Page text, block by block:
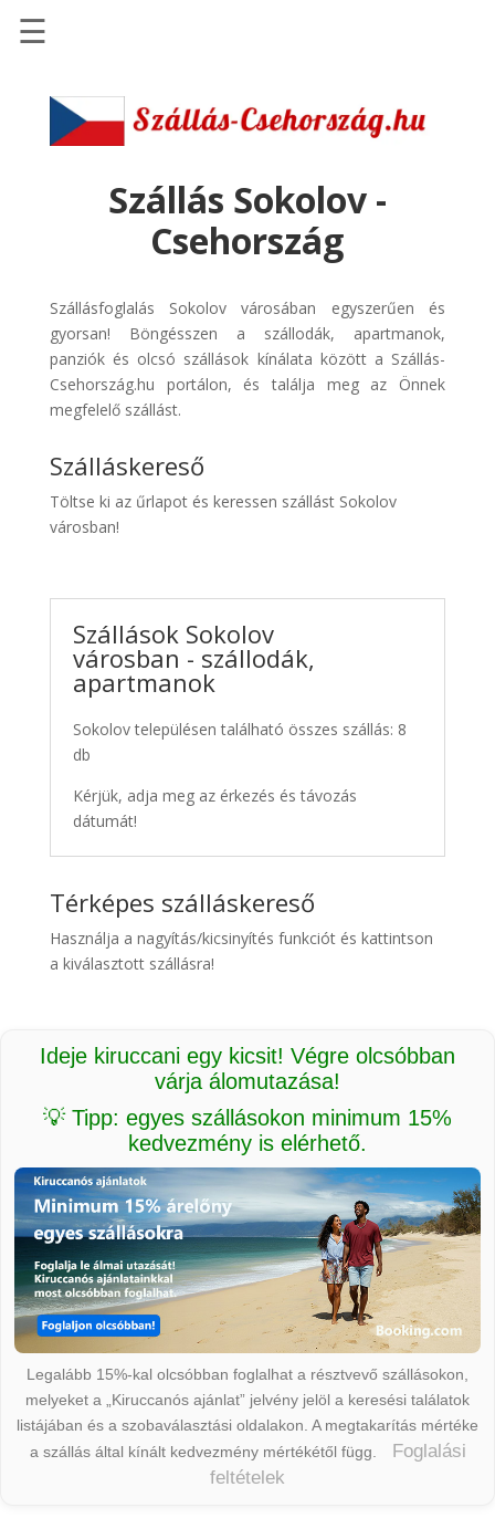
Szállások
Szállásinfo.eu
pénzvisszatérítéssel
Discover
Cars
Transzfer
Kiwi
Taxi
☰
Szállás Sokolov -
Csehország
Szállásfoglalás Sokolov városában egyszerűen és
gyorsan! Böngésszen a szállodák, apartmanok,
panziók és olcsó szállások kínálata között a Szállás-
Csehország.hu portálon, és találja meg az Önnek
megfelelő szállást.
Szálláskereső
Töltse ki az űrlapot és keressen szállást Sokolov
városban!
Szállások Sokolov
városban - szállodák,
apartmanok
Sokolov településen található összes szállás: 8
db
Kérjük, adja meg az érkezés és távozás
dátumát!
Térképes szálláskereső
Használja a nagyítás/kicsinyítés funkciót és kattintson
a kiválasztott szállásra!
Ideje kiruccani egy kicsit! Végre olcsóbban
várja álomutazása!
💡 Tipp: egyes szállásokon minimum 15%
kedvezmény is elérhető.
Legalább 15%-kal olcsóbban foglalhat a résztvevő szállásokon,
melyeket a „Kiruccanós ajánlat” jelvény jelöl a keresési találatok
listájában és a szobaválasztási oldalakon. A megtakarítás mértéke
a szállás által kínált kedvezmény mértékétől függ.
Foglalási
feltételek